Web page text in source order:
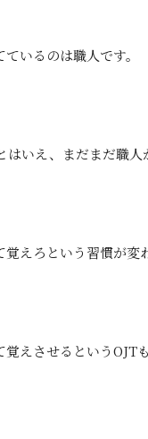
いるのは職人です。
いえ、まだまだ職人
えろという習慣が変
えさせるというOJT